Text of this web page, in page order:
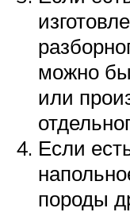
можно
или
Если
породы